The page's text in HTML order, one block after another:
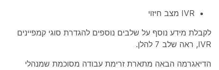
IVR מצב חיזוי
לקבלת מידע נוסף על שלבים נוספים להגדרת סוגי קמפיינים
IVR, ראה שלב 7 להלן.
הדיאגרמה הבאה מתארת זרימת עבודה מסוכמת שמנהלי